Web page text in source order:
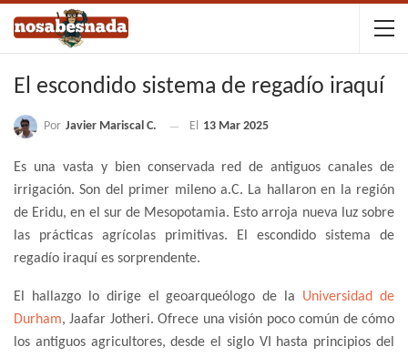
El escondido sistema de regadío iraquí
Por Javier Mariscal C. El 13 Mar 2025
Es una vasta y bien conservada red de antiguos canales de
irrigación. Son del primer mileno a.C. La hallaron en la región
de Eridu, en el sur de Mesopotamia. Esto arroja nueva luz sobre
las prácticas agrícolas primitivas. El escondido sistema de
regadío iraquí es sorprendente.
El hallazgo lo dirige el geoarqueólogo de la Universidad de
Durham, Jaafar Jotheri. Ofrece una visión poco común de cómo
los antiguos agricultores, desde el siglo VI hasta principios del